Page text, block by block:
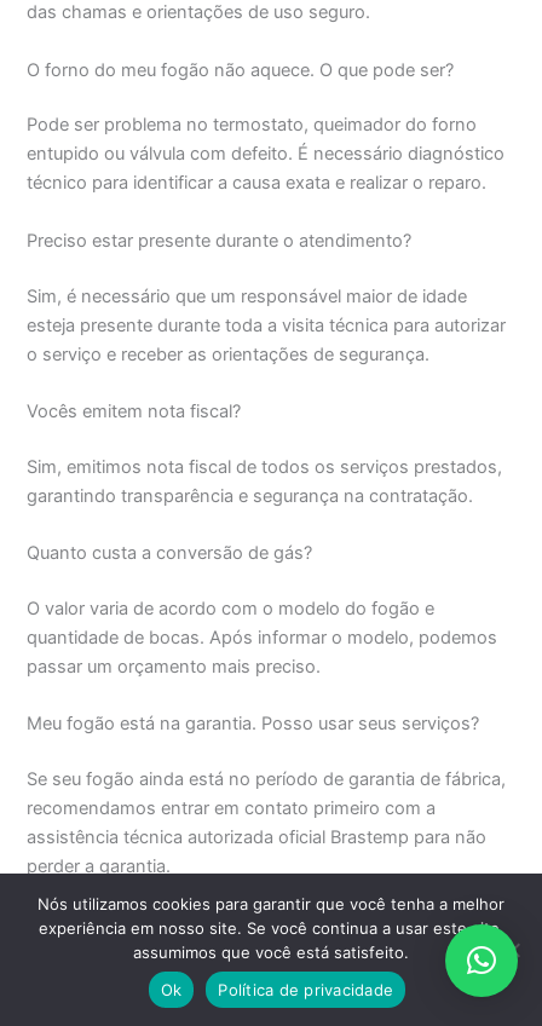
das chamas e orientações de uso seguro.
O forno do meu fogão não aquece. O que pode ser?
Pode ser problema no termostato, queimador do forno
entupido ou válvula com defeito. É necessário diagnóstico
técnico para identificar a causa exata e realizar o reparo.
Preciso estar presente durante o atendimento?
Sim, é necessário que um responsável maior de idade
esteja presente durante toda a visita técnica para autorizar
o serviço e receber as orientações de segurança.
Vocês emitem nota fiscal?
Sim, emitimos nota fiscal de todos os serviços prestados,
garantindo transparência e segurança na contratação.
Quanto custa a conversão de gás?
O valor varia de acordo com o modelo do fogão e
quantidade de bocas. Após informar o modelo, podemos
passar um orçamento mais preciso.
Meu fogão está na garantia. Posso usar seus serviços?
Se seu fogão ainda está no período de garantia de fábrica,
recomendamos entrar em contato primeiro com a
assistência técnica autorizada oficial Brastemp para não
perder a garantia.
Atendem outras marcas além da Brastemp?
Nossa especialidade é em eletrodomésticos Brastemp,
incluindo fogão, forno, forninho, forno elétrico, forno a
Nós utilizamos cookies para garantir que você tenha a melhor
experiência em nosso site. Se você continua a usar este site,
assumimos que você está satisfeito.
Ok
Política de privacidade